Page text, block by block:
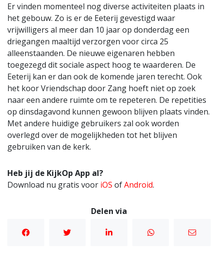
Er vinden momenteel nog diverse activiteiten plaats in
het gebouw. Zo is er de Eeterij gevestigd waar
vrijwilligers al meer dan 10 jaar op donderdag een
driegangen maaltijd verzorgen voor circa 25
alleenstaanden. De nieuwe eigenaren hebben
toegezegd dit sociale aspect hoog te waarderen. De
Eeterij kan er dan ook de komende jaren terecht. Ook
het koor Vriendschap door Zang hoeft niet op zoek
naar een andere ruimte om te repeteren. De repetities
op dinsdagavond kunnen gewoon blijven plaats vinden.
Met andere huidige gebruikers zal ook worden
overlegd over de mogelijkheden tot het blijven
gebruiken van de kerk.
Heb jij de KijkOp App al?
Download nu gratis voor iOS ofAndroid.
Delen via